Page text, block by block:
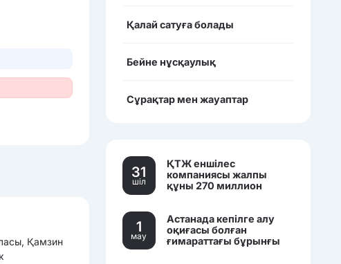
Қамзин
Қалай сатуға болады
Бейне нұсқаулық
Сұрақтар мен жауаптар
31
шiл
ҚТЖ еншілес
компаниясы жалпы
құны 270 миллион
қойды.
1
мау
Астанада кепілге алу
оқиғасы болған
ғимараттағы бұрынғы